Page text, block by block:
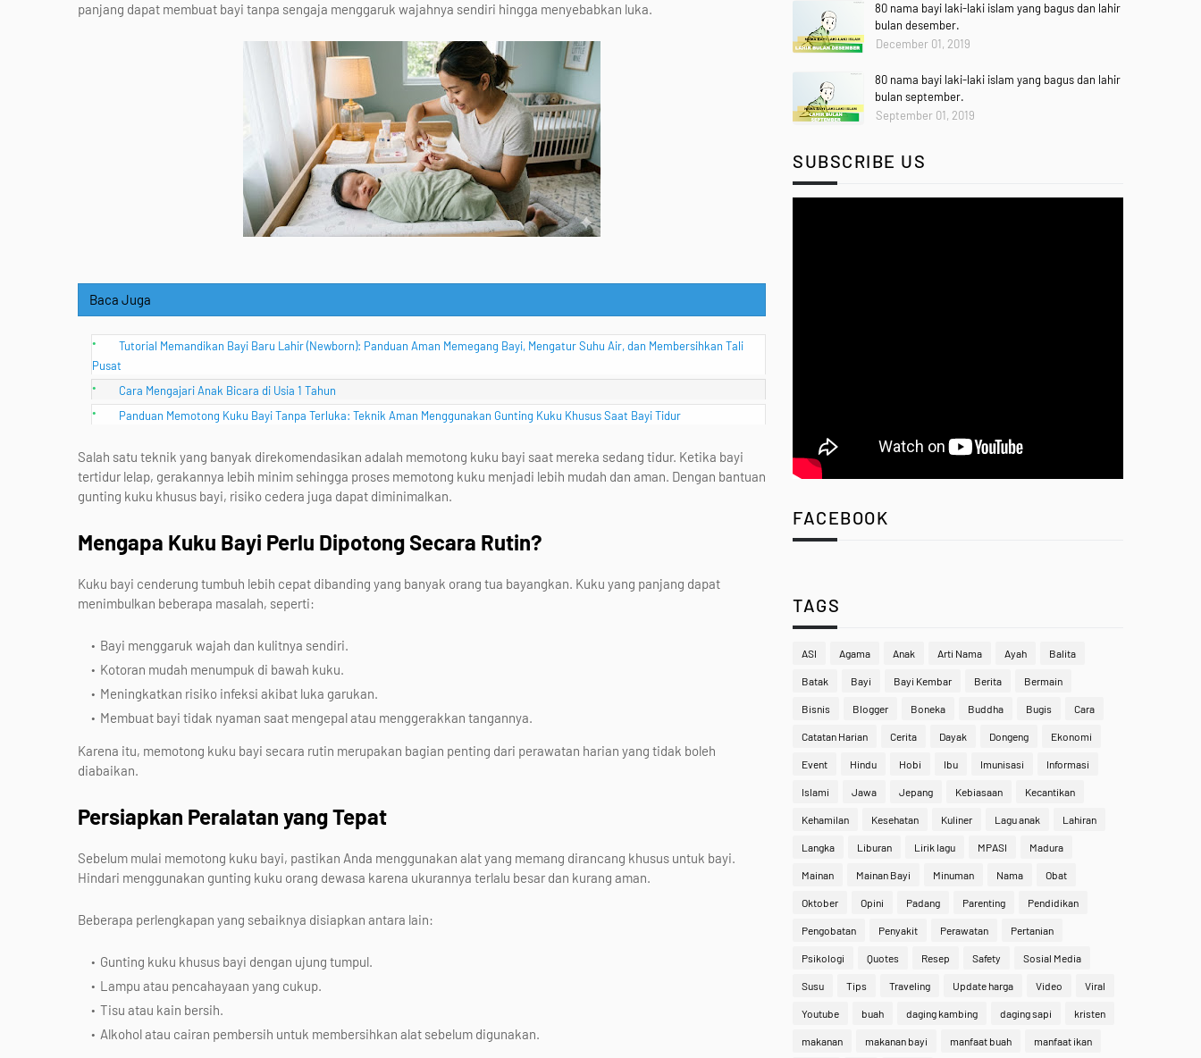
panjang dapat membuat bayi tanpa sengaja menggaruk wajahnya sendiri hingga menyebabkan luka.
Baca Juga
Tutorial Memandikan Bayi Baru Lahir (Newborn): Panduan Aman Memegang Bayi, Mengatur Suhu Air, dan Membersihkan Tali
Pusat
Cara Mengajari Anak Bicara di Usia 1 Tahun
Panduan Memotong Kuku Bayi Tanpa Terluka: Teknik Aman Menggunakan Gunting Kuku Khusus Saat Bayi Tidur
Salah satu teknik yang banyak direkomendasikan adalah memotong kuku bayi saat mereka sedang tidur. Ketika bayi
tertidur lelap, gerakannya lebih minim sehingga proses memotong kuku menjadi lebih mudah dan aman. Dengan bantuan
gunting kuku khusus bayi, risiko cedera juga dapat diminimalkan.
Mengapa Kuku Bayi Perlu Dipotong Secara Rutin?
Kuku bayi cenderung tumbuh lebih cepat dibanding yang banyak orang tua bayangkan. Kuku yang panjang dapat
menimbulkan beberapa masalah, seperti:
Bayi menggaruk wajah dan kulitnya sendiri.
Kotoran mudah menumpuk di bawah kuku.
Meningkatkan risiko infeksi akibat luka garukan.
Membuat bayi tidak nyaman saat mengepal atau menggerakkan tangannya.
Karena itu, memotong kuku bayi secara rutin merupakan bagian penting dari perawatan harian yang tidak boleh
diabaikan.
Persiapkan Peralatan yang Tepat
Sebelum mulai memotong kuku bayi, pastikan Anda menggunakan alat yang memang dirancang khusus untuk bayi.
Hindari menggunakan gunting kuku orang dewasa karena ukurannya terlalu besar dan kurang aman.
Beberapa perlengkapan yang sebaiknya disiapkan antara lain:
Gunting kuku khusus bayi dengan ujung tumpul.
Lampu atau pencahayaan yang cukup.
Tisu atau kain bersih.
Alkohol atau cairan pembersih untuk membersihkan alat sebelum digunakan.
80 nama bayi laki-laki islam yang bagus dan lahir
bulan desember.
December 01, 2019
80 nama bayi laki-laki islam yang bagus dan lahir
bulan september.
September 01, 2019
SUBSCRIBE US
FACEBOOK
TAGS
ASI Agama Anak Arti Nama Ayah Balita
Batak Bayi Bayi Kembar Berita Bermain
Bisnis Blogger Boneka Buddha Bugis Cara
Catatan Harian Cerita Dayak Dongeng Ekonomi
Event Hindu Hobi Ibu Imunisasi Informasi
Islami Jawa Jepang Kebiasaan Kecantikan
Kehamilan Kesehatan Kuliner Lagu anak Lahiran
Langka Liburan Lirik lagu MPASI Madura
Mainan Mainan Bayi Minuman Nama Obat
Oktober Opini Padang Parenting Pendidikan
Pengobatan Penyakit Perawatan Pertanian
Psikologi Quotes Resep Safety Sosial Media
Susu Tips Traveling Update harga Video Viral
Youtube buah daging kambing daging sapi kristen
makanan makanan bayi manfaat buah manfaat ikan